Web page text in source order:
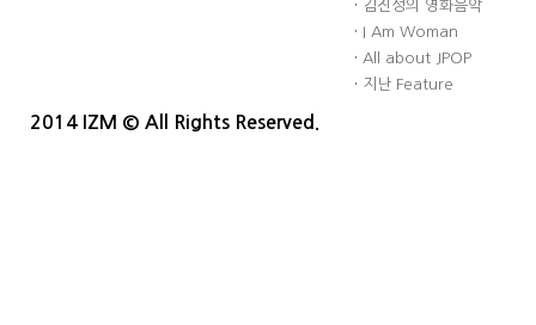
· 김진성의 영화음악
· I Am Woman
· All about JPOP
· 지난 Feature
2014 IZM © All Rights Reserved.